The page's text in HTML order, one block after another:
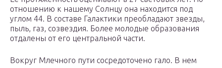
отношению к нашему Солнцу она находится под
углом 44. В составе Галактики преобладают звезды,
пыль, газ, созвездия. Более молодые образования
отдалены от его центральной части.
Вокруг Млечного пути сосредоточено гало. В нем